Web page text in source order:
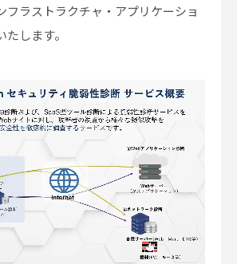
フラストラクチャ・アプリケーショ
します。